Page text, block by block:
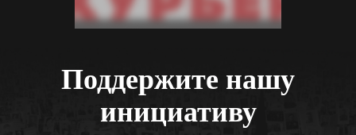
Поддержите нашу
инициативу